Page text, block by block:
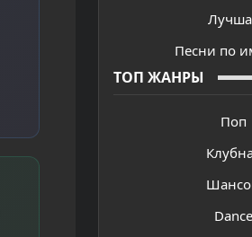
Песни по
ТОП ЖАНРЫ
Поп
Dance